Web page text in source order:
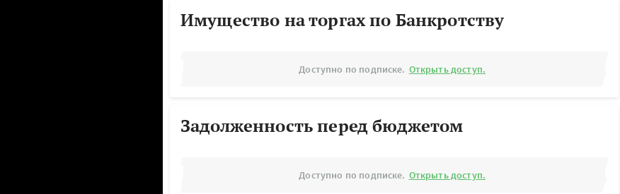
Имущество на торгах по Банкротству
Доступно по подписке. Открыть доступ.
Задолженность перед бюджетом
Доступно по подписке. Открыть доступ.